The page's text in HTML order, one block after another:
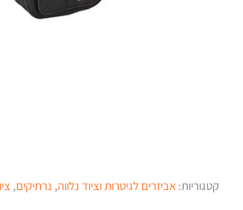
קטגוריות: אביזרים לגיטרות וציוד נלווה, נרתיקים,